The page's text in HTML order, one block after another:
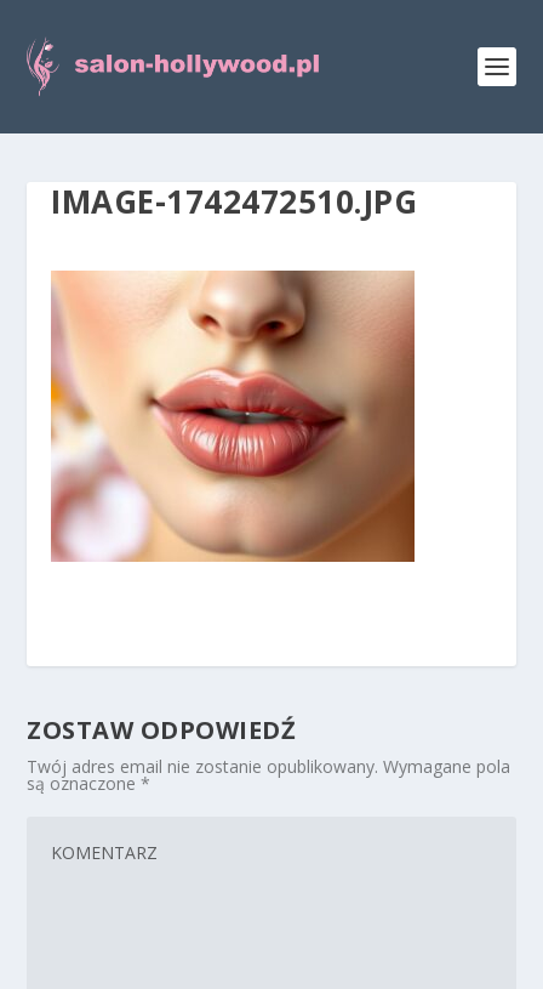
IMAGE-1742472510.JPG
ZOSTAW ODPOWIEDŹ
Twój adres email nie zostanie opublikowany. Wymagane pola
są oznaczone*